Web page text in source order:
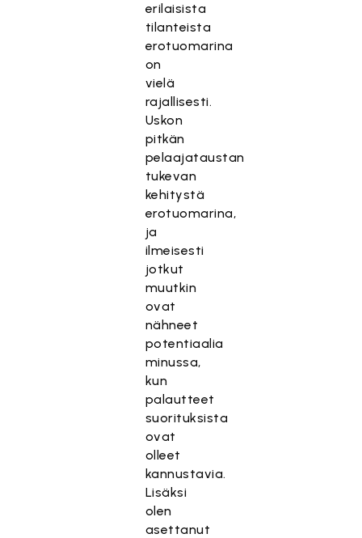
erilaisista
tilanteista
erotuomarina
on
vielä
rajallisesti.
Uskon
pitkän
pelaajataustan
tukevan
kehitystä
erotuomarina,
ja
ilmeisesti
jotkut
muutkin
ovat
nähneet
potentiaalia
minussa,
kun
palautteet
suorituksista
ovat
olleet
kannustavia.
Lisäksi
olen
asettanut